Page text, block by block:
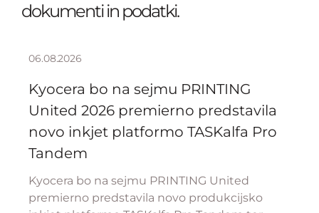
dokumenti in podatki.
06.08.2026
Kyocera bo na sejmu PRINTING
United 2026 premierno predstavila
novo inkjet platformo TASKalfa Pro
Tandem
Kyocera bo na sejmu PRINTING United
premierno predstavila novo produkcijsko